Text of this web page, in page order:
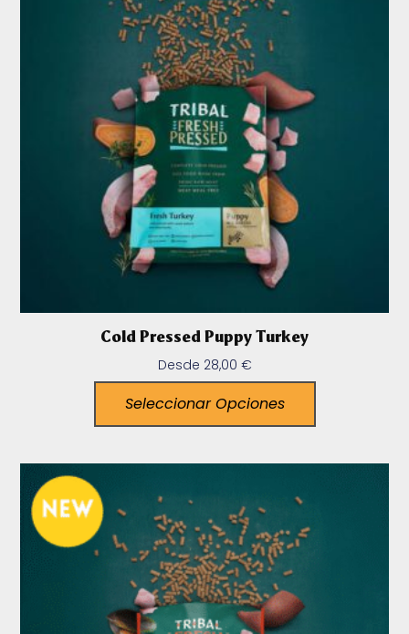
Cold Pressed Puppy Turkey
Desde 28,00 €
Seleccionar Opciones